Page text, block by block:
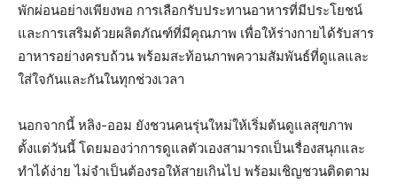
พักผ่อนอย่างเพียงพอ การเลือกรับประทานอาหารที่มีประโยชน์
และการเสริมด้วยผลิตภัณฑ์ที่มีคุณภาพ เพื่อให้ร่างกายได้รับสาร
อาหารอย่างครบถ้วน พร้อมสะท้อนภาพความสัมพันธ์ที่ดูแลและ
ใส่ใจกันและกันในทุกช่วงเวลา
นอกจากนี้ หลิง-ออม ยังชวนคนรุ่นใหม่ให้เริ่มต้นดูแลสุขภาพ
ตั้งแต่วันนี้ โดยมองว่าการดูแลตัวเองสามารถเป็นเรื่องสนุกและ
ทำได้ง่าย ไม่จำเป็นต้องรอให้สายเกินไป พร้อมเชิญชวนติดตาม